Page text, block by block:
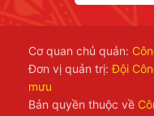
Cơ quan chủ quản:
Đơn vị quản trị:Đội
mưu
Bản quyền thuộc về